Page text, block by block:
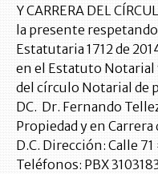
Y CARRERA DEL
la presente
Estatutaria 1712 de
en el Estatuto Notarial
del círculo Notarial de
DC. Dr. Fernando
Propiedad y en
D.C. Dirección: Calle
Teléfonos: PBX